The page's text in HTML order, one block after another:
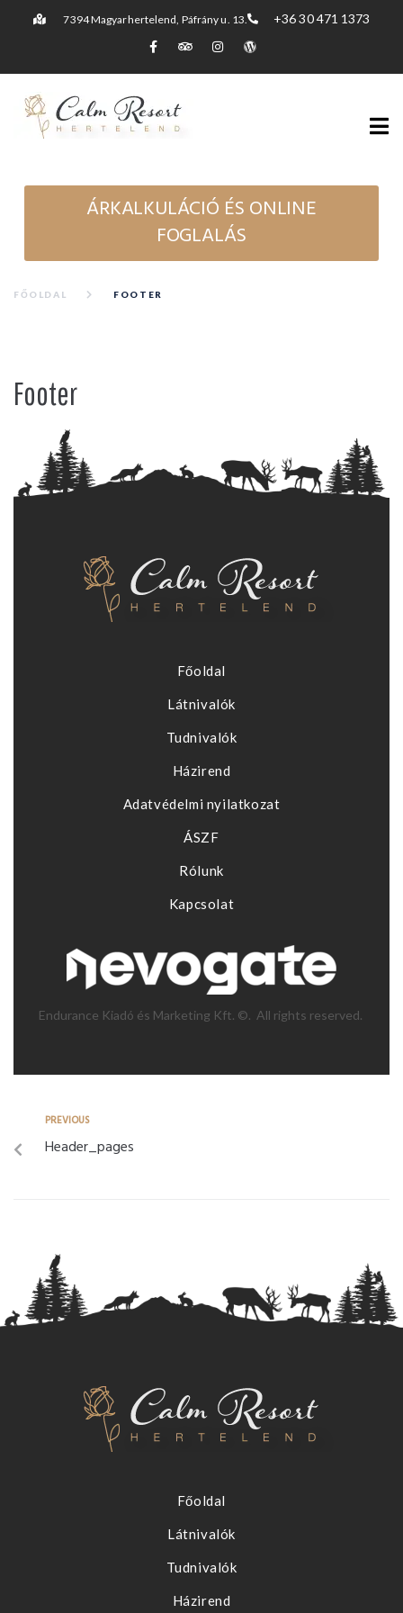
7394 Magyarhertelend, Páfrány u. 13. +36 30 471 1373
ÁRKALKULÁCIÓ ÉS ONLINE
FOGLALÁS
FŐOLDAL FOOTER
Footer
Főoldal
Látnivalók
Tudnivalók
Házirend
Adatvédelmi nyilatkozat
ÁSZF
Rólunk
Kapcsolat
Endurance Kiadó és Marketing Kft. ©. All rights reserved.
PREVIOUS
Header_pages
Főoldal
Látnivalók
Tudnivalók
Házirend